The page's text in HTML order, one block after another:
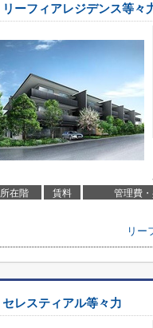
リーフィアレジデンス等々
所在階 賃料 管理費
リー
セレスティアル等々力